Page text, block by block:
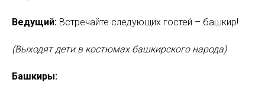
Ведущий: Встречайте следующих гостей – башкир!
(Выходят дети в костюмах башкирского народа)
Башкиры: